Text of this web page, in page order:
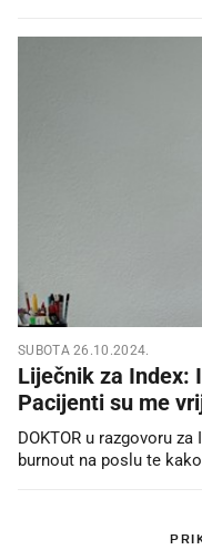
SUBOTA 26.10.2024.
Liječnik za Index:
Pacijenti su me
DOKTOR u razgovoru
burnout na poslu te